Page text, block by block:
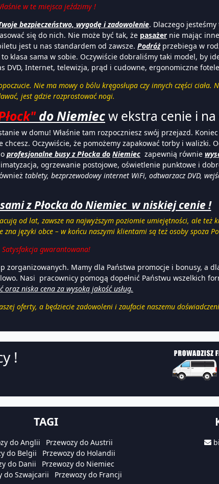
w te miejsca jeździmy !
bezpieczeństwo, wygodę i zadowolenie. Dlaczego
się do nich. Nie może być tak, że pasażer nie mając
jest u nas standardem od zawsze. Podróżprzebiega w
klasa sama w sobie. Oczywiście dobraliśmy taki model, by
DVD, Internet, telewizja, prąd i cudowne, ergonomiczne
Nie ma mowy o bólu kręgosłupa czy innych części ciała.
jest gdzie rozprostować nogi.
do Niemiecw ekstra cenie i na
w domu! Właśnie tam rozpoczniesz swój przejazd.
Oczywiście, że pomożemy zapakować torby i walizki.
profesjonalne busyz Płocka do Niemiec zapewnią równie
ogrzewanie postojowe, oświetlenie punktowe i
tablety, bezprzewodowy internet WiFi, odtwarzacz DVD,
z Płocka do Niemiec w niskiej cenie !
od lat, zawsze na najwyższym poziomie umiejętności, ale też
języki obce – w końcu naszymi klientami są też osoby spoza
Satysfakcja gwarantowana!
zorganizowanych. Mamy dla Państwa promocje i bonusy, a
Nasi pracownicy pomogą dopełnić Państwu wszelkich
niska cena za wysoką jakość usług.
oferty, a będziecie zadowoleni i zaufacie naszemu
!
TAGI
do Anglii
Przewozy do Austrii
do Belgii
Przewozy do Holandii
do Danii
Przewozy do Niemiec
do Szwajcarii
Przewozy do Francji